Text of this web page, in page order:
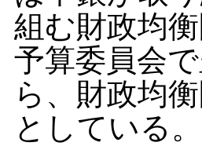
組む財政均
予算委員会
ら、財政均
としている。